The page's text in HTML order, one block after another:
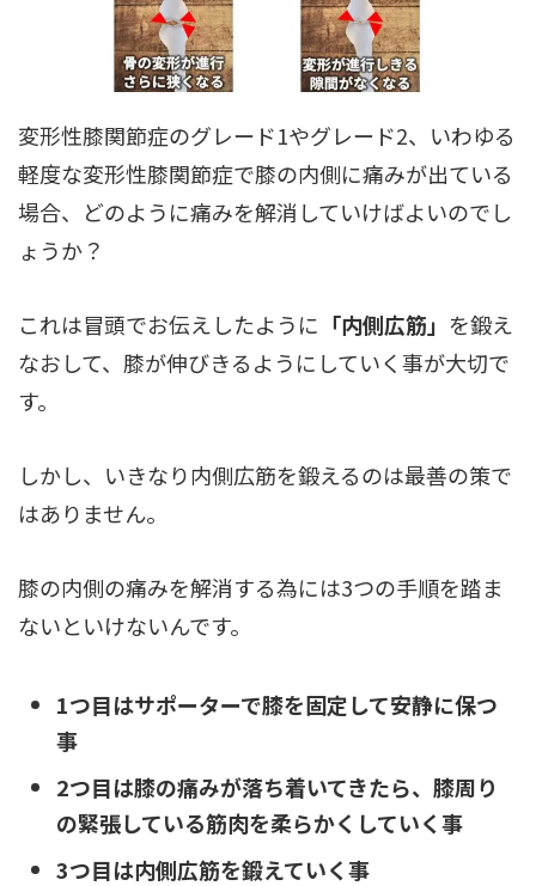
変形性膝関節症のグレード1やグレード2、いわゆる
軽度な変形性膝関節症で膝の内側に痛みが出ている
場合、どのように痛みを解消していけばよいのでし
ょうか？
これは冒頭でお伝えしたように 「内側広筋」 を鍛え
なおして、膝が伸びきるようにしていく事が大切で
す。
しかし、いきなり内側広筋を鍛えるのは最善の策で
はありません。
膝の内側の痛みを解消する為には3つの手順を踏ま
ないといけないんです。
1つ目はサポーターで膝を固定して安静に保つ
事
2つ目は膝の痛みが落ち着いてきたら、膝周り
の緊張している筋肉を柔らかくしていく事
3つ目は内側広筋を鍛えていく事